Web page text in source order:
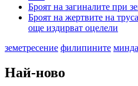
Броят на загиналите при
Броят на жертвите на
още издирват оцелели
земетресение филипините
Най-ново